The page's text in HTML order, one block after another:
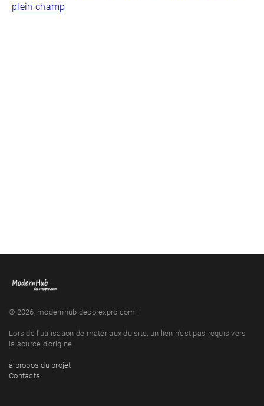
plein champ
© 2026, modernhub.decorexpro.com |
Lors de l'utilisation de matériaux du site, un lien n'est pas requis vers
la source d'origine
à propos du projet
Contacts